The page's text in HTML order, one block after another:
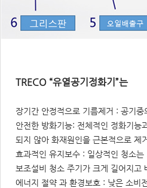
TRECO “유열공기정화기”는
장기간 안정적으로 기름제거 : 공기
안전한 방화기능: 전체적인 정화기능
되지 않아 화재원인을 근본적으로 제
효과적인 유지보수 : 일상적인 청소
보조설비 청소 주기가 크게 길어지고
에너지 절약 과 환경보호 : 낮은 소비